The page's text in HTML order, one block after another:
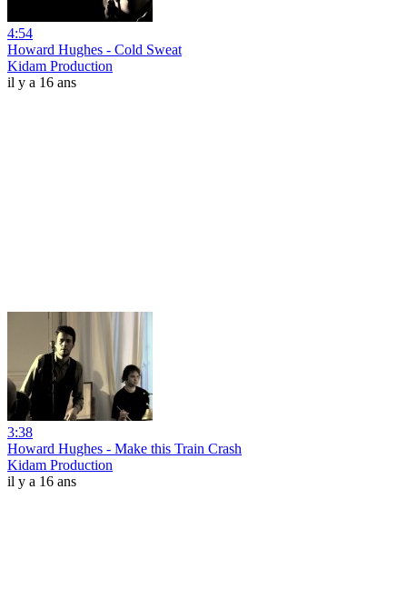
4:54
Howard Hughes - Cold Sweat
Kidam Production
il y a 16 ans
3:38
Howard Hughes - Make this Train Crash
Kidam Production
il y a 16 ans